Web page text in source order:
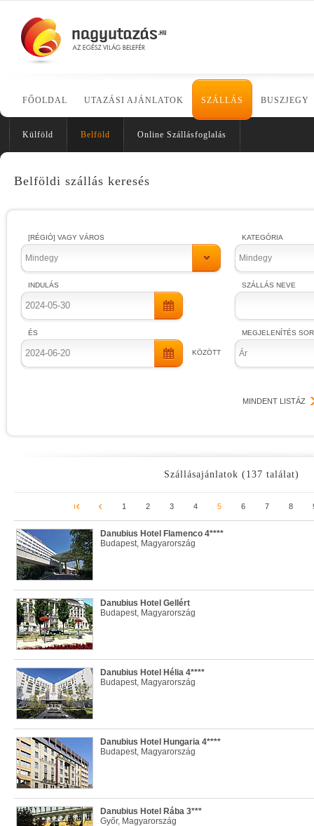
FŐOLDAL UTAZÁSI AJÁNLATOK SZÁLLÁS BUSZJEGY
Külföld Belföld Online Szállásfoglalás
Belföldi szállás keresés
[RÉGIÓ] VAGY VÁROS
Mindegy
INDULÁS
ÉS
KÖZÖTT
KATEGÓRIA
Mindegy
SZÁLLÁS NEVE
MEGJELENÍTÉS
Ár
MINDENT LISTÁZ
Szállásajánlatok (137 találat)
1 2 3 4 5 6 7 8
Danubius Hotel Flamenco 4****
Budapest, Magyarország
Danubius Hotel Gellért
Budapest, Magyarország
Danubius Hotel Hélia 4****
Budapest, Magyarország
Danubius Hotel Hungaria 4****
Budapest, Magyarország
Danubius Hotel Rába 3***
Győr, Magyarország